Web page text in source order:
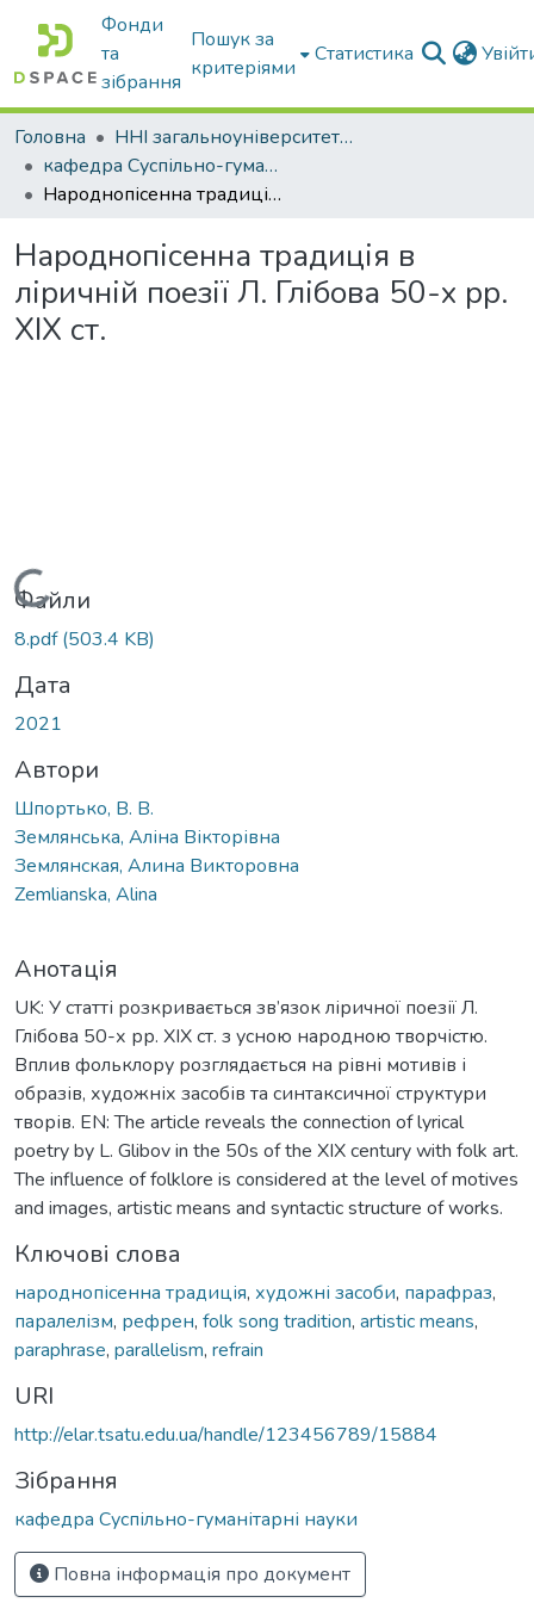
Фонди
та
зібрання
Пошук за
критеріями
Статистика
Головна
ННІ загальноуніверситетської підготовки
кафедра Суспільно-гуманітарні науки
Народнопісенна традиція в ліричній поезії Л. Глібова 50-х рр. ХІХ ст.
Народнопісенна традиція в
ліричній поезії Л. Глібова 50-х рр.
ХІХ ст.
Вантажиться...
Файли
8.pdf(503.4 KB)
Дата
2021
Автори
Шпортько, В. В.
Землянська, Аліна Вікторівна
Землянская, Алина Викторовна
Zemlianska, Alina
Анотація
UK: У статті розкривається зв’язок ліричної поезії Л.
Глібова 50-х рр. ХІХ ст. з усною народною творчістю.
Вплив фольклору розглядається на рівні мотивів і
образів, художніх засобів та синтаксичної структури
творів. EN: The article reveals the connection of lyrical
poetry by L. Glibov in the 50s of the XIX century with folk art.
The influence of folklore is considered at the level of motives
and images, artistic means and syntactic structure of works.
Ключові слова
народнопісенна традиція, художні засоби, парафраз,
паралелізм, рефрен, folk song tradition, artistic means,
paraphrase, parallelism, refrain
URI
http://elar.tsatu.edu.ua/handle/123456789/15884
Зібрання
кафедра Суспільно-гуманітарні науки
Повна інформація про документ